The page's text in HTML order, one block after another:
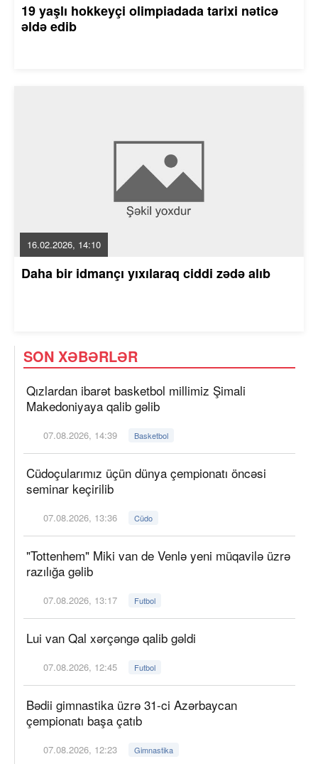
19 yaşlı hokkeyçi olimpiadada tarixi nəticə
əldə edib
16.02.2026, 14:10
Daha bir idmançı yıxılaraq ciddi zədə alıb
SON XƏBƏRLƏR
Qızlardan ibarət basketbol millimiz Şimali
Makedoniyaya qalib gəlib
07.08.2026, 14:39 Basketbol
Cüdoçularımız üçün dünya çempionatı öncəsi
seminar keçirilib
07.08.2026, 13:36 Cüdo
"Tottenhem" Miki van de Venlə yeni müqavilə üzrə
razılığa gəlib
07.08.2026, 13:17 Futbol
Lui van Qal xərçəngə qalib gəldi
07.08.2026, 12:45 Futbol
Bədii gimnastika üzrə 31-ci Azərbaycan
çempionatı başa çatıb
07.08.2026, 12:23 Gimnastika